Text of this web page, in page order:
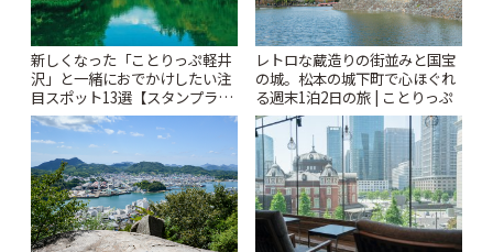
新しくなった「ことりっぷ軽井
沢」と一緒におでかけしたい注
目スポット13選【スタンプラリ
ー開催中】 | ことりっぷ
レトロな蔵造りの街並みと国宝
の城。松本の城下町で心ほぐれ
る週末1泊2日の旅 | ことりっぷ